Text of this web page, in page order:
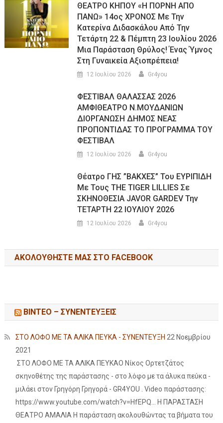
ΘΕΑΤΡΟ ΚΗΠΟΥ «Η ΠΟΡΝΗ ΑΠΟ
ΠΑΝΩ» 14ος ΧΡΟΝΟΣ Με Την
Κατερίνα Διδασκάλου Από Την
Τετάρτη 22 & Πέμπτη 23 Ιουλίου 2026
Μια Παράσταση Θρύλος! Ένας Ύμνος
Στη Γυναικεία Αξιοπρέπεια!
12 Ιουλίου 2026 Gr4you
ΦΕΣΤΙΒΑΛ ΘΑΛΑΣΣΑΣ 2026
ΑΜΦΙΘΕΑΤΡΟ Ν.ΜΟΥΔΑΝΙΩΝ
ΔΙΟΡΓΑΝΩΣΗ ΔΗΜΟΣ ΝΕΑΣ
ΠΡΟΠΟΝΤΙΔΑΣ ΤΟ ΠΡΟΓΡΑΜΜΑ ΤΟΥ
ΦΕΣΤΙΒΑΛ
12 Ιουλίου 2026 Gr4you
Θέατρο ΓΗΣ ”ΒΑΚΧΕΣ” Του ΕΥΡΙΠΙΔΗ
Με Τους THE TIGER LILLIES Σε
ΣΚΗΝΟΘΕΣΙΑ JAVOR GARDEV Την
ΤΕΤΑΡΤΗ 22 ΙΟΥΛΙΟΥ 2026
12 Ιουλίου 2026 Gr4you
ΑΚΟΛΟΥΘΉΣΤΕ ΜΑΣ ΣΤΟ FACEBOOK
ΒΙΝΤΕΟ – ΣΥΝΕΝΤΕΥΞΕΙΣ
ΣΤΟ ΛΟΦΟ ΜΕ ΤΑ ΑΛΙΚΑ ΠΕΥΚΑ - ΣΥΝΕΝΤΕΥΞΗ 22 Νοεμβρίου
2021
ΣΤΟ ΛΟΦΟ ΜΕ ΤΑ ΑΛΙΚΑ ΠΕΥΚΑΟ Νίκος Ορτετζάτος
σκηνοθέτης της παράστασης - στο λόφο με τα άλυκα πεύκα -
μιλάει στον Γρηγόρη Γρηγορά - GR4YOU . Video παράστασης:
https://www.youtube.com/watch?v=HfEPQ... Η ΠΑΡΑΣΤΑΣΗ
ΘΕΑΤΡΟ ΑΜΑΛΙΑ Η παράσταση ακολουθώντας τα βήματα του